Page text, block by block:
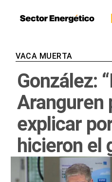
VACA MUERTA
González:
Aranguren
explicar
hicieron el